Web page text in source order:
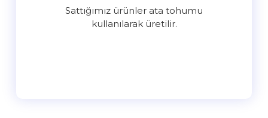
Sattığımız ürünler ata tohumu
kullanılarak üretilir.